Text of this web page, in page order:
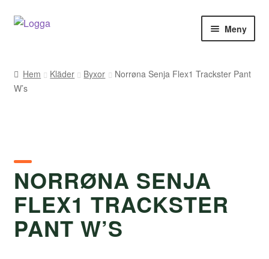
Hoppa
Hoppa
Meny
Kontakt
Varumärken
Väljare
Hem Kläder Byxor
Norrøna Senja Flex1 Trackster Pant
W’s
NORRØNA SENJA
FLEX1 TRACKSTER
PANT W’S